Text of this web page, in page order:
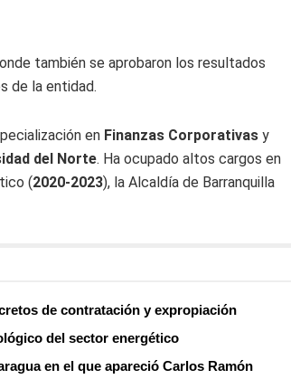
también se aprobaron los resultados
de la entidad.
en Finanzas Corporativas y
del Norte. Ha ocupado altos cargos en
(2020-2023), la Alcaldía de Barranquilla
de contratación y expropiación
del sector energético
en el que apareció Carlos Ramón